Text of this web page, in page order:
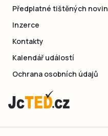
Předplatné tištěných novin
Inzerce
Kontakty
Kalendář událostí
Ochrana osobních údajů